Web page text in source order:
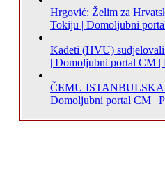
Hrgović: Želim za
Tokiju | Domoljubni
Kadeti (HVU)
| Domoljubni portal CM |
ČEMU
Domoljubni portal CM |